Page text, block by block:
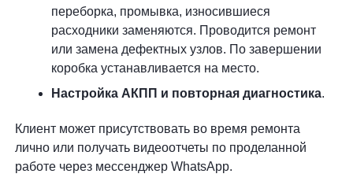
переборка, промывка, износившиеся
расходники заменяются. Проводится ремонт
или замена дефектных узлов. По завершении
коробка устанавливается на место.
Настройка АКПП и повторная диагностика.
Клиент может присутствовать во время ремонта
лично или получать видеоотчеты по проделанной
работе через мессенджер WhatsApp.